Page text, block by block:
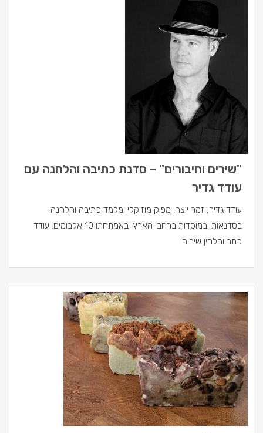
"שירים וחיבורים" – סדנת כתיבה והלחנה עם
עודד גדיר
עודד גדיר, זמר יוצר, מפיק מוזיקלי ומלמד כתיבה והלחנה
בסדנאות ובמוסדות ברחבי הארץ. באמתחתו 10 אלבומים. עודד
כתב והלחין שירים